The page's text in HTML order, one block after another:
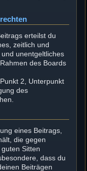
erteilst du
zeitlich und
unentgeltliches
des Boards
2, Unterpunkt
des
eines Beitrags,
die gegen
Sitten
dass du
Beiträgen